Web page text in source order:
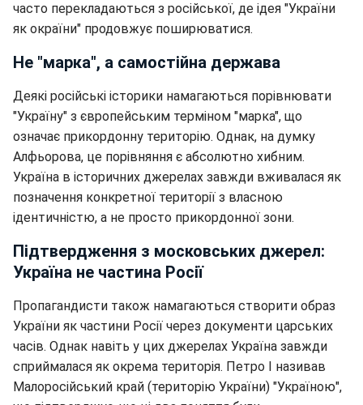
часто перекладаються з російської, де ідея "України
як окраїни" продовжує поширюватися.
Не "марка", а самостійна держава
Деякі російські історики намагаються порівнювати
"Україну" з європейським терміном "марка", що
означає прикордонну територію. Однак, на думку
Алфьорова, це порівняння є абсолютно хибним.
Україна в історичних джерелах завжди вживалася як
позначення конкретної території з власною
ідентичністю, а не просто прикордонної зони.
Підтвердження з московських джерел:
Україна не частина Росії
Пропагандисти також намагаються створити образ
України як частини Росії через документи царських
часів. Однак навіть у цих джерелах Україна завжди
сприймалася як окрема територія. Петро I називав
Малоросійський край (територію України) "Україною",